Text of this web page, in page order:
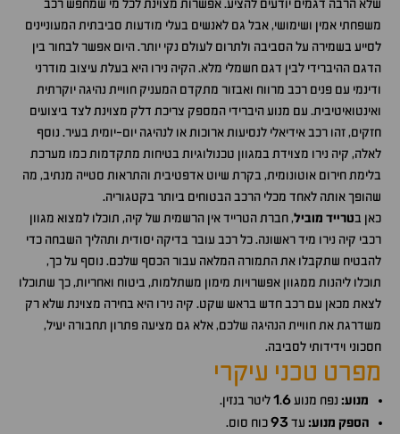
שלא הרבה דגמים יודעים להציע. אפשרות מצוינת לכל מי שמחפש רכב
משפחתי אמין ושימושי, אבל גם לאנשים בעלי מודעות סביבתית המעוניינים
לסייע בשמירה על הסביבה ולתרום לעולם נקי יותר. היום אפשר לבחור בין
הדגם ההיברידי לבין דגם חשמלי מלא. הקיה נירו היא בעלת עיצוב מודרני
ודינמי עם פנים רכב מרווח ואבזור מתקדם המעניק חוויית נהיגה יוקרתית
ואינטואיטיבית. עם מנוע היברידי המספק צריכת דלק מצוינת לצד ביצועים
חזקים, זהו רכב אידיאלי לנסיעות ארוכות או לנהיגה יום-יומית בעיר. נוסף
לאלה, קיה נירו מצוידת במגוון טכנולוגיות בטיחות מתקדמות כמו מערכת
בלימת חירום אוטונומית, בקרת שיוט אדפטיבית והתראות סטייה מנתיב, מה
שהופך אותה לאחד מכלי הרכב הבטוחים ביותר בקטגוריה.
כאן בטרייד מוביל, חברת הטרייד אין הרשמית של קיה, תוכלו למצוא מגוון
רכבי קיה נירו מיד ראשונה. כל רכב עובר בדיקה יסודית ותהליך השבחה כדי
להבטיח שתקבלו את התמורה המלאה עבור הכסף שלכם. נוסף על כך,
תוכלו ליהנות ממגוון אפשרויות מימון משתלמות, ביטוח ואחריות, כך שתוכלו
לצאת מכאן עם רכב חדש בראש שקט. קיה נירו היא בחירה מצוינת שלא רק
משדרגת את חוויית הנהיגה שלכם, אלא גם מציעה פתרון תחבורה יעיל,
חסכוני וידידותי לסביבה.
מפרט טכני עיקרי
מנוע: נפח מנוע 1.6
ליטר בנזין.
הספק מנוע: עד93כוח סוס.